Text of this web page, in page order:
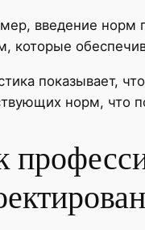
введение норм
которые
показывает,
норм, что